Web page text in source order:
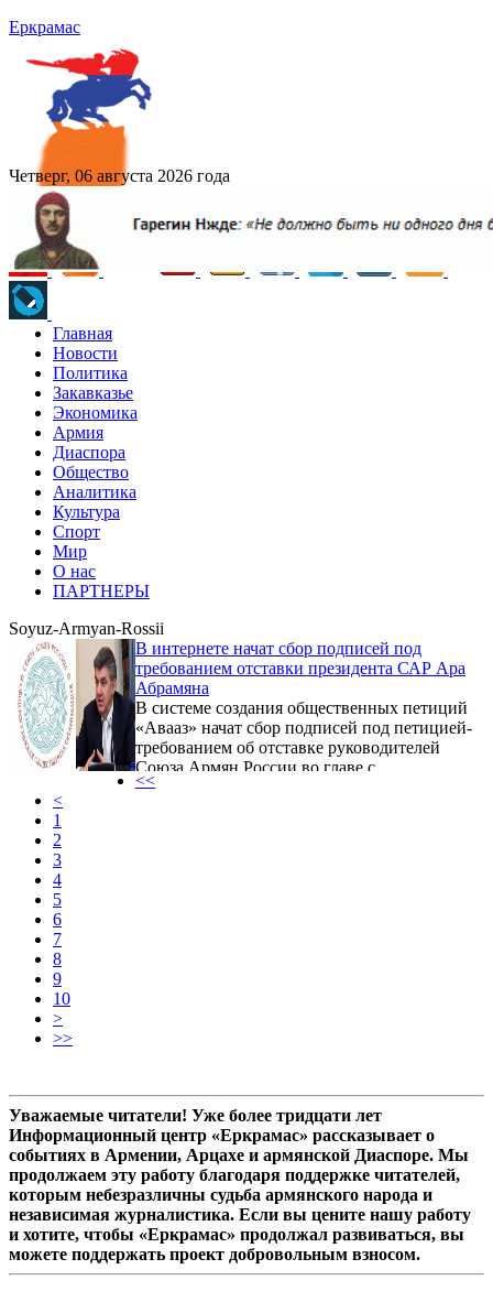
Еркрамас
Четверг, 06 августа 2026 года
Главная
Новости
Политика
Закавказье
Экономика
Армия
Диаспора
Общество
Аналитика
Культура
Спорт
Мир
О нас
ПАРТНЕРЫ
Soyuz-Armyan-Rossii
В интернете начат сбор подписей под
требованием отставки президента САР Ара
Абрамяна
В системе создания общественных петиций
«Авааз» начат сбор подписей под петицией-
требованием об отставке руководителей
Союза Армян России во главе с
президентом САР Ара Абрамяном. Как
<<
<
1
2
3
4
5
6
7
8
9
10
>
>>
Уважаемые читатели! Уже более тридцати лет
Информационный центр «Еркрамас» рассказывает о
событиях в Армении, Арцахе и армянской Диаспоре. Мы
продолжаем эту работу благодаря поддержке читателей,
которым небезразличны судьба армянского народа и
независимая журналистика. Если вы цените нашу работу
и хотите, чтобы «Еркрамас» продолжал развиваться, вы
можете поддержать проект добровольным взносом.